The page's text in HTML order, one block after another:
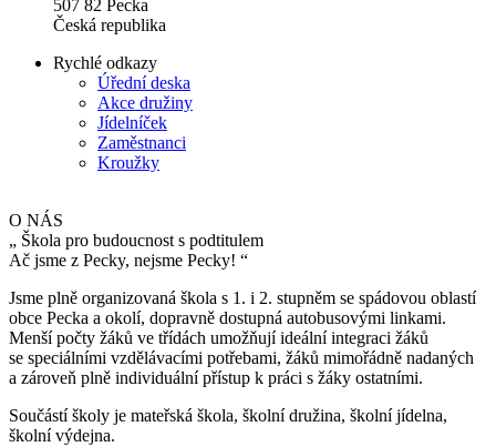
507 82 Pecka
Česká republika
Rychlé odkazy
Úřední deska
Akce družiny
Jídelníček
Zaměstnanci
Kroužky
O NÁS
„ Škola pro budoucnost s podtitulem
Ač jsme z Pecky, nejsme Pecky! “
Jsme plně organizovaná škola s 1. i 2. stupněm se spádovou oblastí
obce Pecka a okolí, dopravně dostupná autobusovými linkami.
Menší počty žáků ve třídách umožňují ideální integraci žáků
se speciálními vzdělávacími potřebami, žáků mimořádně nadaných
a zároveň plně individuální přístup k práci s žáky ostatními.
Součástí školy je mateřská škola, školní družina, školní jídelna,
školní výdejna.